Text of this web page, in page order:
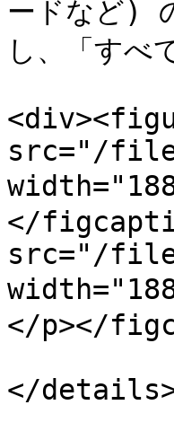
ードなど)
し、「すべ
src="/
</
src="/
</p></
</